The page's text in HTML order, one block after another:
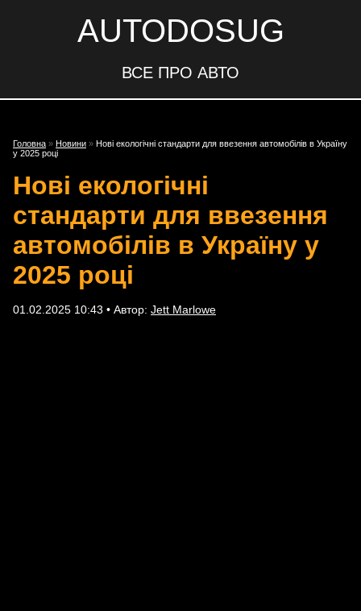
AUTODOSUG
ВСЕ ПРО АВТО
Головна » Новини » Нові екологічні стандарти для ввезення автомобілів в Україну
у 2025 році
Нові екологічні
стандарти для ввезення
автомобілів в Україну у
2025 році
01.02.2025 10:43 • Автор: Jett Marlowe